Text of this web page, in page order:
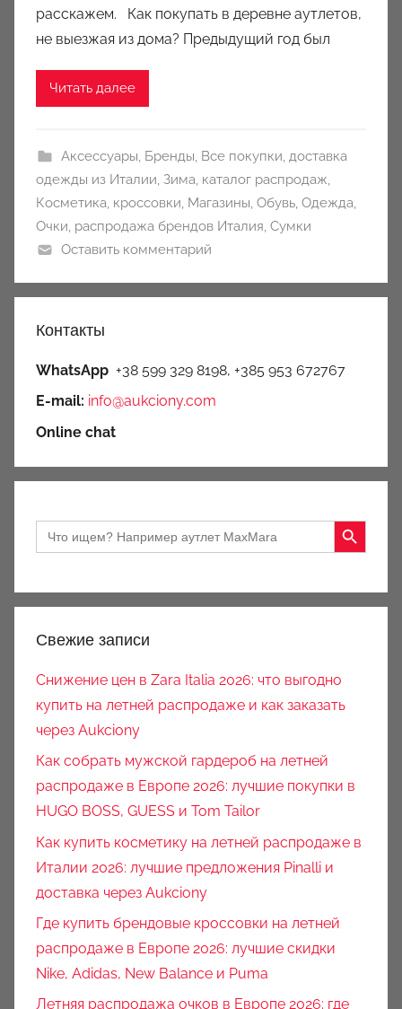
k
c
расскажем. Как покупать в деревне аутлетов,
не выезжая из дома? Предыдущий год был
Читать далее
Аксессуары, Бренды, Все покупки, доставка
одежды из Италии, Зима, каталог распродаж,
Косметика, кроссовки, Магазины, Обувь, Одежда,
Очки, распродажа брендов Италия, Сумки
Оставить комментарий
Контакты
WhatsApp +38 599 329 8198, +385 953 672767
E-mail: info@aukciony.com
Online chat
Search
for:
Search Button
Свежие записи
Снижение цен в Zara Italia 2026: что выгодно
купить на летней распродаже и как заказать
через Aukciony
Как собрать мужской гардероб на летней
распродаже в Европе 2026: лучшие покупки в
HUGO BOSS, GUESS и Tom Tailor
Как купить косметику на летней распродаже в
Италии 2026: лучшие предложения Pinalli и
доставка через Aukciony
Где купить брендовые кроссовки на летней
распродаже в Европе 2026: лучшие скидки
Nike, Adidas, New Balance и Puma
Летняя распродажа очков в Европе 2026: где